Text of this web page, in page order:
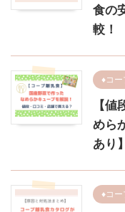
食の
較！
♦︎コー
【
めら
あり】
♦︎コー